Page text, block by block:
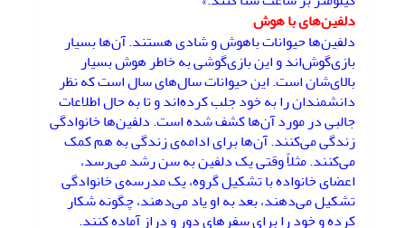
دلفین‌های با هوش
دلفین‌ها حیوانات باهوش و شادی هستند. آن‌ها بسیار
بازی‌گوش‌اند و این بازی‌گوشی به خاطر هوش بسیار
بالای‌شان است. این حیوانات سال‌های سال است که نظر
دانشمندان را به خود جلب کرده‌اند و تا به حال اطلاعات
جالبی در مورد آن‌ها کشف شده است. دلفین‌ها خانوادگی
زندگی می‌کنند. آن‌ها برای ادامه‌ی زندگی به هم کمک
می‌کنند. مثلاً وقتی یک دلفین به سن رشد می‌رسد،
اعضای خانواده با تشکیل گروه، یک مدرسه‌ی خانوادگی
تشکیل می‌دهند، بعد به او یاد می‌دهند، چگونه شکار
کرده و خود را برای سفرهای دور و دراز آماده کنند.